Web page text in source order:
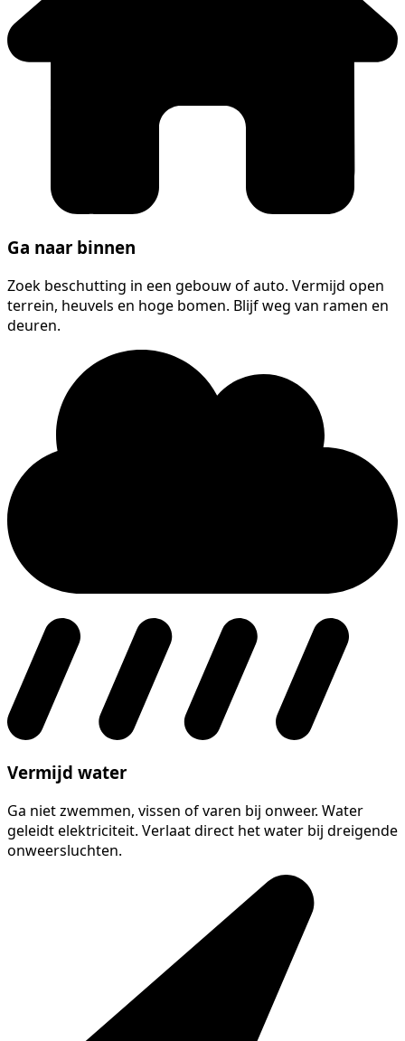
Ga naar binnen
Zoek beschutting in een gebouw of auto. Vermijd open
terrein, heuvels en hoge bomen. Blijf weg van ramen en
deuren.
Vermijd water
Ga niet zwemmen, vissen of varen bij onweer. Water
geleidt elektriciteit. Verlaat direct het water bij dreigende
onweersluchten.